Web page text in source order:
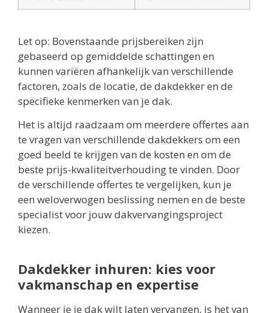
Let op: Bovenstaande prijsbereiken zijn
gebaseerd op gemiddelde schattingen en
kunnen variëren afhankelijk van verschillende
factoren, zoals de locatie, de dakdekker en de
specifieke kenmerken van je dak.
Het is altijd raadzaam om meerdere offertes aan
te vragen van verschillende dakdekkers om een
goed beeld te krijgen van de kosten en om de
beste prijs-kwaliteitverhouding te vinden. Door
de verschillende offertes te vergelijken, kun je
een weloverwogen beslissing nemen en de beste
specialist voor jouw dakvervangingsproject
kiezen.
Dakdekker inhuren: kies voor
vakmanschap en expertise
Wanneer je je dak wilt laten vervangen, is het van